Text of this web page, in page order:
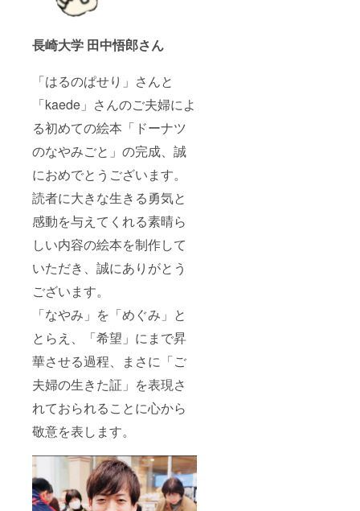
長崎大学 田中悟郎さん
「はるのぱせり」さんと
「kaede」さんのご夫婦によ
る初めての絵本「ドーナツ
のなやみごと」の完成、誠
におめでとうございます。
読者に大きな生きる勇気と
感動を与えてくれる素晴ら
しい内容の絵本を制作して
いただき、誠にありがとう
ございます。
「なやみ」を「めぐみ」と
とらえ、「希望」にまで昇
華させる過程、まさに「ご
夫婦の生きた証」を表現さ
れておられることに心から
敬意を表します。